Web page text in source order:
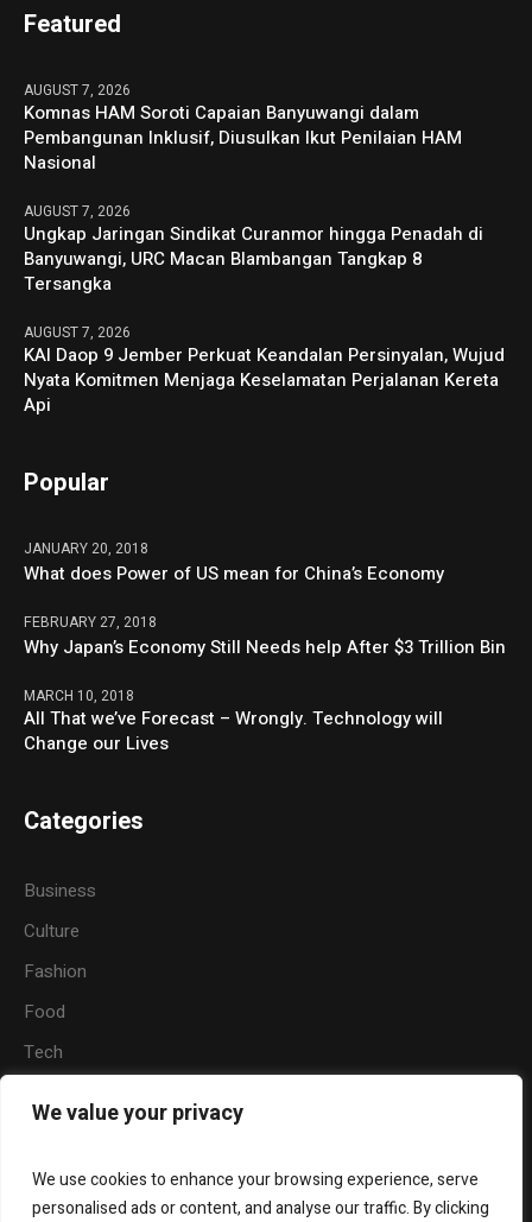
We value your privacy
We use cookies to enhance your browsing experience, serve
personalised ads or content, and analyse our traffic. By clicking
Featured
AUGUST 7, 2026
Komnas HAM Soroti Capaian Banyuwangi dalam
Pembangunan Inklusif, Diusulkan Ikut Penilaian HAM
Nasional
AUGUST 7, 2026
Ungkap Jaringan Sindikat Curanmor hingga Penadah di
Banyuwangi, URC Macan Blambangan Tangkap 8
Tersangka
AUGUST 7, 2026
KAI Daop 9 Jember Perkuat Keandalan Persinyalan, Wujud
Nyata Komitmen Menjaga Keselamatan Perjalanan Kereta
Api
Popular
JANUARY 20, 2018
What does Power of US mean for China’s Economy
FEBRUARY 27, 2018
Why Japan’s Economy Still Needs help After $3 Trillion Bin
MARCH 10, 2018
All That we’ve Forecast – Wrongly. Technology will
Change our Lives
Categories
Business
Culture
Fashion
Food
Tech
Nature